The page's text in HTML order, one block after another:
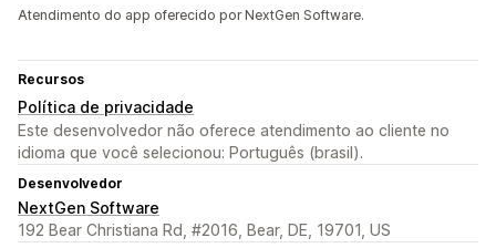
Atendimento do app oferecido por NextGen Software.
Recursos
Política de privacidade
Este desenvolvedor não oferece atendimento ao cliente no
idioma que você selecionou: Português (brasil).
Desenvolvedor
NextGen Software
192 Bear Christiana Rd, #2016, Bear, DE, 19701, US